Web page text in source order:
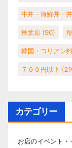
牛丼・海鮮丼・
秋葉原 (90)
韓国・コリアン
７００円以下
カテゴリー
お店のイベント・